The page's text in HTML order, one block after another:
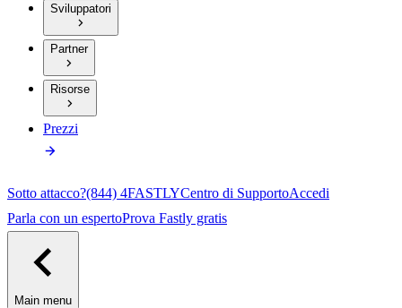
Sviluppatori
Partner
Risorse
Prezzi
Sotto attacco?(844) 4FASTLYCentro di SupportoAccedi
Parla con un espertoProva Fastly gratis
Main menu